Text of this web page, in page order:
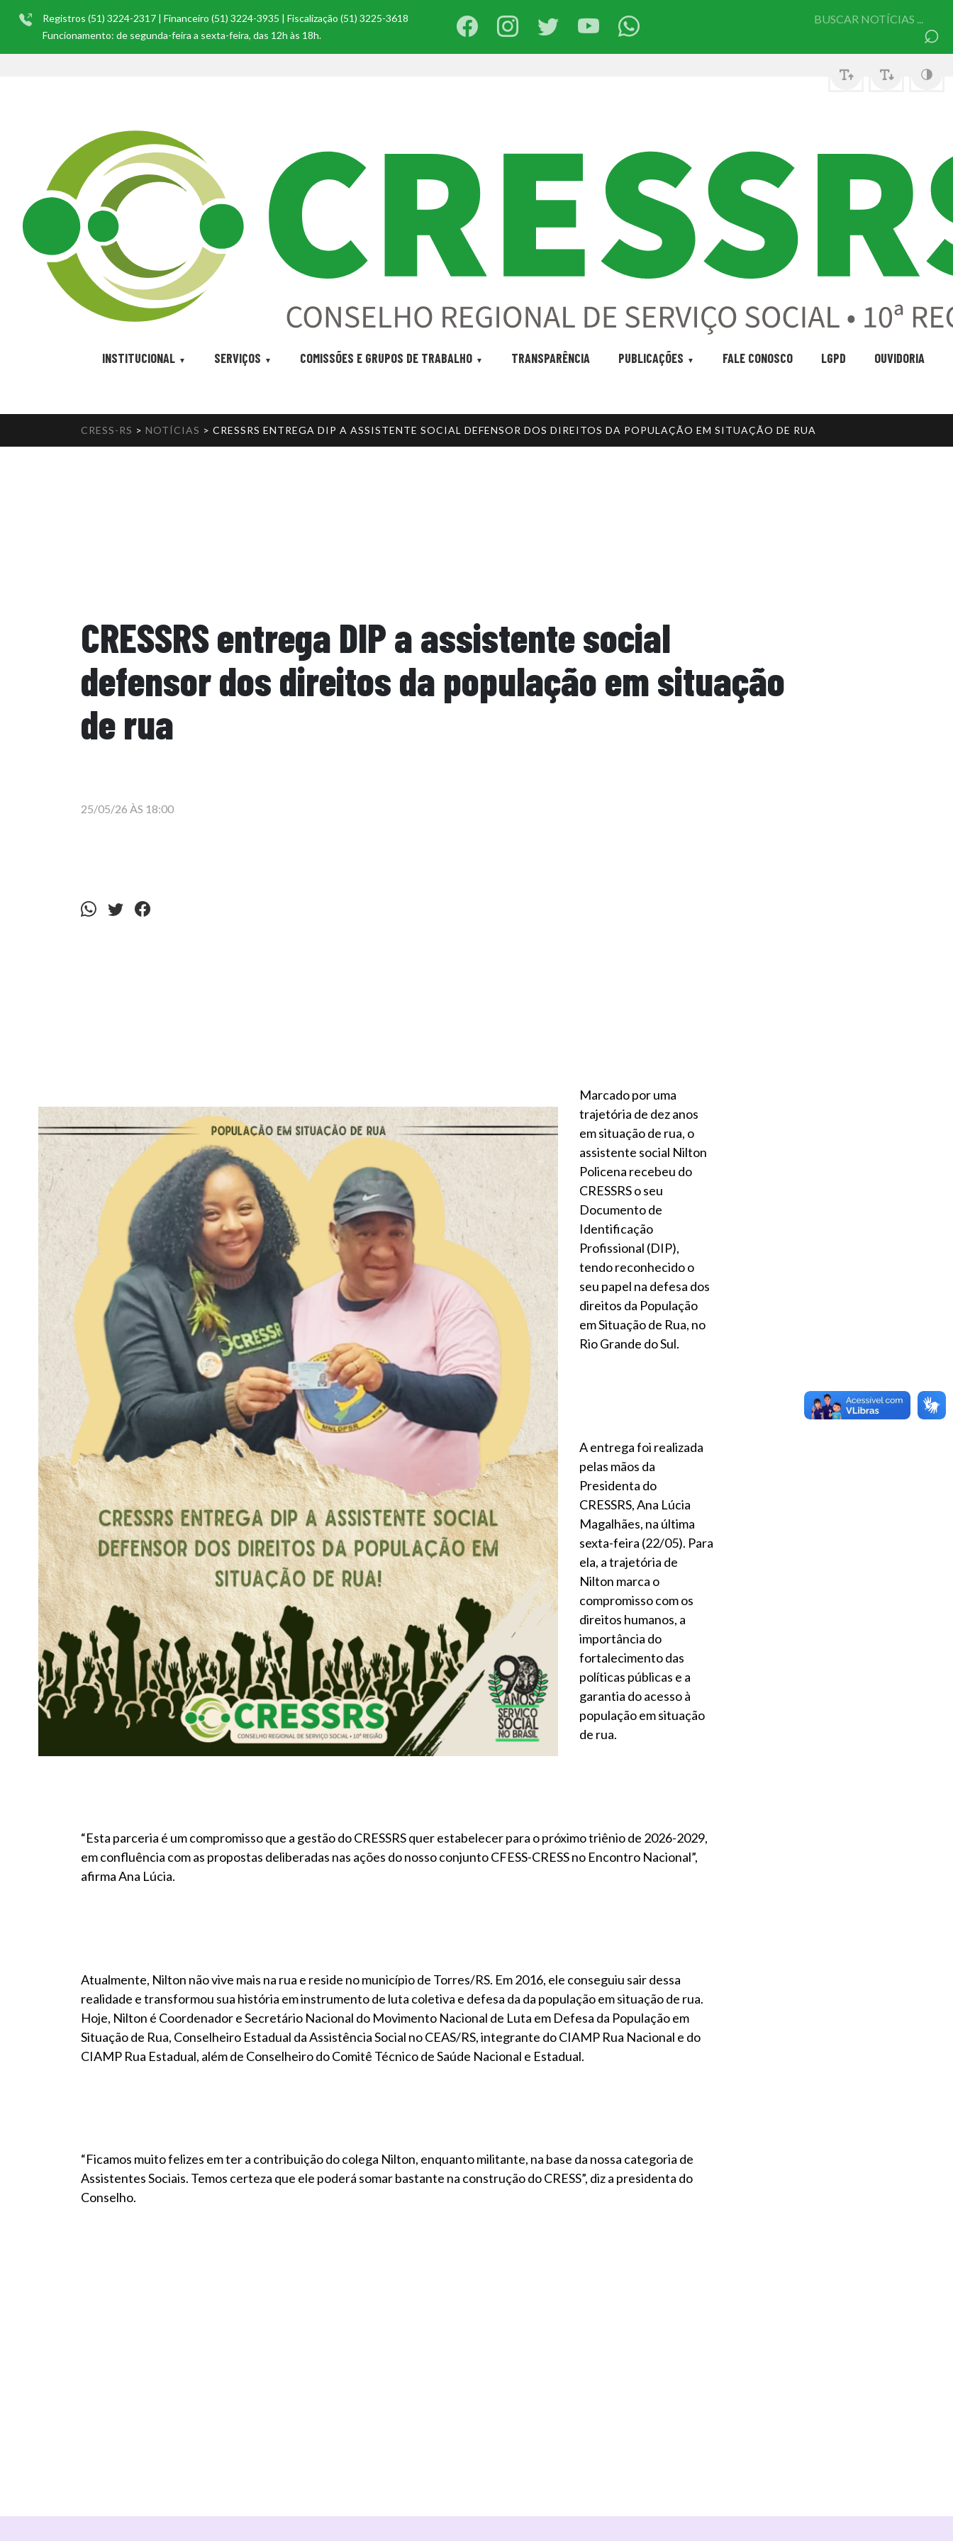
Registros (51) 3224-2317 | Financeiro (51) 3224-3935 | Fiscalização (51) 3225-3618
Funcionamento: de segunda-feira a sexta-feira, das 12h às 18h.
⌕
INSTITUCIONAL SERVIÇOS COMISSÕES E GRUPOS DE TRABALHO TRANSPARÊNCIA PUBLICAÇÕES FALE CONOSCO LGPD OUVIDORIA
CRESS-RS > NOTÍCIAS > CRESSRS ENTREGA DIP A ASSISTENTE SOCIAL DEFENSOR DOS DIREITOS DA POPULAÇÃO EM SITUAÇÃO DE RUA
CRESSRS entrega DIP a assistente social
defensor dos direitos da população em situação
de rua
25/05/26 ÀS 18:00
Marcado por uma
trajetória de dez anos
em situação de rua, o
assistente social Nilton
Policena recebeu do
CRESSRS o seu
Documento de
Identificação
Profissional (DIP),
tendo reconhecido o
seu papel na defesa dos
direitos da População
em Situação de Rua, no
Rio Grande do Sul.
A entrega foi realizada
pelas mãos da
Presidenta do
CRESSRS, Ana Lúcia
Magalhães, na última
sexta-feira (22/05). Para
ela, a trajetória de
Nilton marca o
compromisso com os
direitos humanos, a
importância do
fortalecimento das
políticas públicas e a
garantia do acesso à
população em situação
de rua.
“Esta parceria é um compromisso que a gestão do CRESSRS quer estabelecer para o próximo triênio de 2026-2029,
em confluência com as propostas deliberadas nas ações do nosso conjunto CFESS-CRESS no Encontro Nacional”,
afirma Ana Lúcia.
Atualmente, Nilton não vive mais na rua e reside no município de Torres/RS. Em 2016, ele conseguiu sair dessa
realidade e transformou sua história em instrumento de luta coletiva e defesa da da população em situação de rua.
Hoje, Nilton é Coordenador e Secretário Nacional do Movimento Nacional de Luta em Defesa da População em
Situação de Rua, Conselheiro Estadual da Assistência Social no CEAS/RS, integrante do CIAMP Rua Nacional e do
CIAMP Rua Estadual, além de Conselheiro do Comitê Técnico de Saúde Nacional e Estadual.
“Ficamos muito felizes em ter a contribuição do colega Nilton, enquanto militante, na base da nossa categoria de
Assistentes Sociais. Temos certeza que ele poderá somar bastante na construção do CRESS”, diz a presidenta do
Conselho.